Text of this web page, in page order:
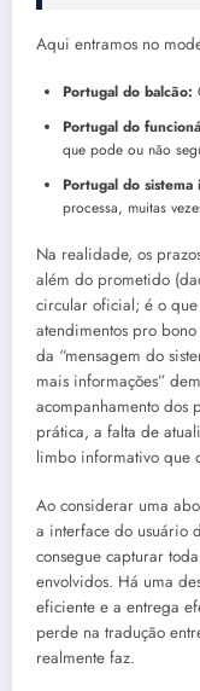
Aqui entramos no
Portugal do balcão:
Portugal do
que pode ou não
Portugal do
processa, muitas
Na realidade, os
além do prometido
circular oficial; é o
atendimentos pro
da “mensagem do
mais informações”
acompanhamento dos
prática, a falta de
limbo informativo que
Ao considerar uma
a interface do usuário
consegue capturar
envolvidos. Há uma
eficiente e a entrega
perde na tradução
realmente faz.